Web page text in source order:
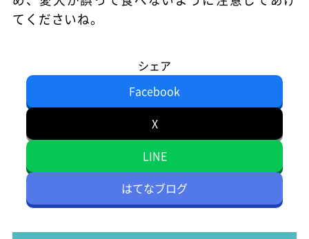
てくださいね。
シェア
Facebook
X
LINE
はてなブログ